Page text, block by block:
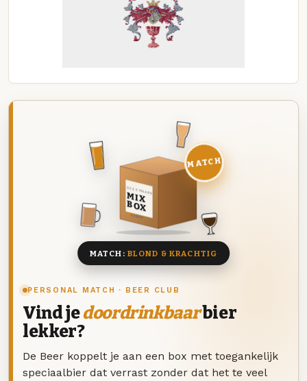
PERSONAL MATCH · BEER CLUB
Vind jedoordrinkbaarbier
lekker?
De Beer koppelt je aan een box met toegankelijk
speciaalbier dat verrast zonder dat het te veel
DEZE MAAND
MIX
BOX
8 BIEREN
MATCH
MATCH: BLOND & KRACHTIG